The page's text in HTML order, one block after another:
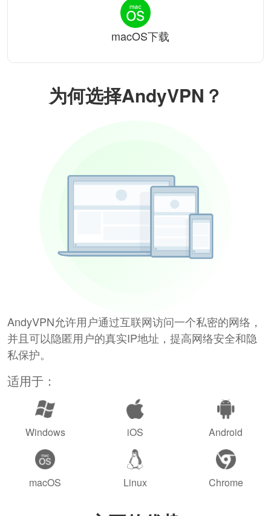
为何选择AndyVPN？
AndyVPN允许用户通过互联网访问一个私密的网络，
并且可以隐匿用户的真实IP地址，提高网络安全和隐
私保护。
适用于：
Windows iOS Android
macOS Linux Chrome
macOS下载